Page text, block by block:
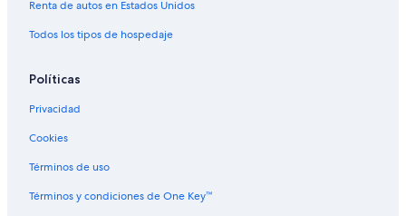
Hoteles románticos en Condado de San Diego
Hoteles baratos en Condado de San Diego
Hoteles en Condado de San Diego
Resorts en Distrito Histórico Temático del Pacífico
Asiático
Asiático
Renta de autos en Estados Unidos
Todos los tipos de hospedaje
Políticas
Privacidad
Cookies
Términos de uso
Términos y condiciones de One Key™